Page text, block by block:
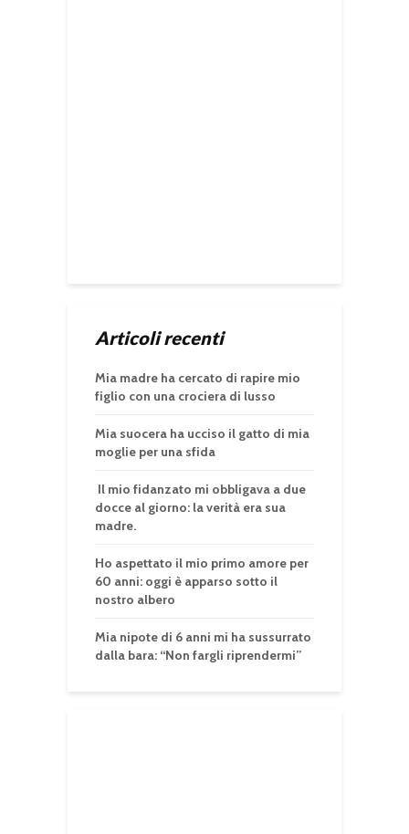
Articoli recenti
Mia madre ha cercato di rapire mio
figlio con una crociera di lusso
Mia suocera ha ucciso il gatto di mia
moglie per una sfida
Il mio fidanzato mi obbligava a due
docce al giorno: la verità era sua
madre.
Ho aspettato il mio primo amore per
60 anni: oggi è apparso sotto il
nostro albero
Mia nipote di 6 anni mi ha sussurrato
dalla bara: “Non fargli riprendermi”